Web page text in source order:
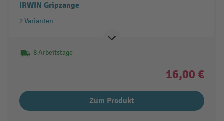
IRWIN Gripzange
2 Varianten
8 Arbeitstage
16,00 €
Zum Produkt